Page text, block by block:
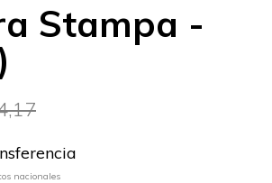
Stampa -
nacionales